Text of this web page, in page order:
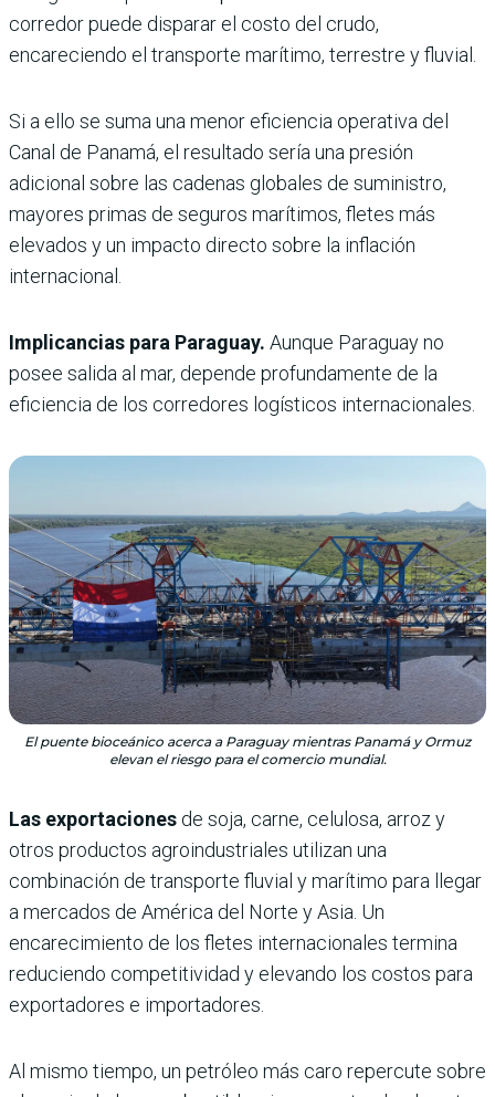
corredor puede disparar el costo del crudo,
encareciendo el transporte marítimo, terrestre y fluvial.
Si a ello se suma una menor eficiencia operativa del
Canal de Panamá, el resultado sería una presión
adicional sobre las cadenas globales de suministro,
mayores primas de seguros marítimos, fletes más
elevados y un impacto directo sobre la inflación
internacional.
Implicancias para Paraguay. Aunque Paraguay no
posee salida al mar, depende profundamente de la
eficiencia de los corredores logísticos internacionales.
El puente bioceánico acerca a Paraguay mientras Panamá y Ormuz
elevan el riesgo para el comercio mundial.
Las exportaciones de soja, carne, celulosa, arroz y
otros productos agroindustriales utilizan una
combinación de transporte fluvial y marítimo para llegar
a mercados de América del Norte y Asia. Un
encarecimiento de los fletes internacionales termina
reduciendo competitividad y elevando los costos para
exportadores e importadores.
Al mismo tiempo, un petróleo más caro repercute sobre